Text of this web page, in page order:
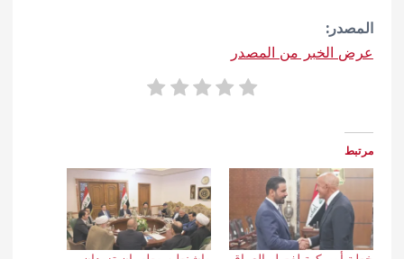
المصدر:
عرض الخبر من المصدر
مرتبط